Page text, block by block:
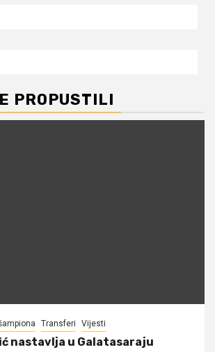
PROPUSTILI
Transferi Vijesti
nastavlja u Galatasaraju